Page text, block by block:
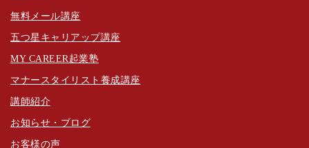
無料メール講座
五つ星キャリアップ講座
MY CAREER起業塾
マナースタイリスト養成講座
講師紹介
お知らせ・ブログ
お客様の声